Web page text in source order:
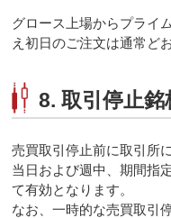
グロース上場からプライ
え初日のご注文は通常ど
8. 取引停止銘
売買取引停止前に取引所
当日および週中、期間指
て有効となります。
なお、一時的な売買取引